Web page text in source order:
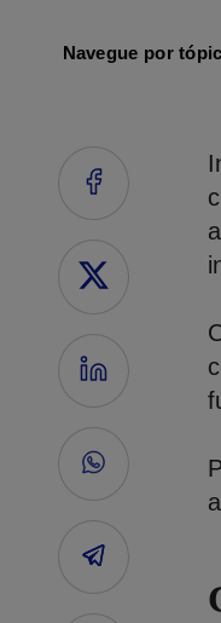
Navegue por